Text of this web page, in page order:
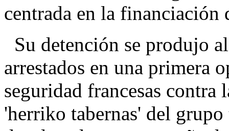
centrada en la financiación
Su detención se produjo
arrestados en una primera
seguridad francesas contra
'herriko tabernas' del